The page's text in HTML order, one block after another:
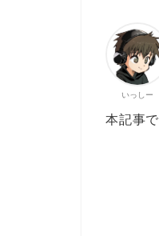
いっしー
本記事